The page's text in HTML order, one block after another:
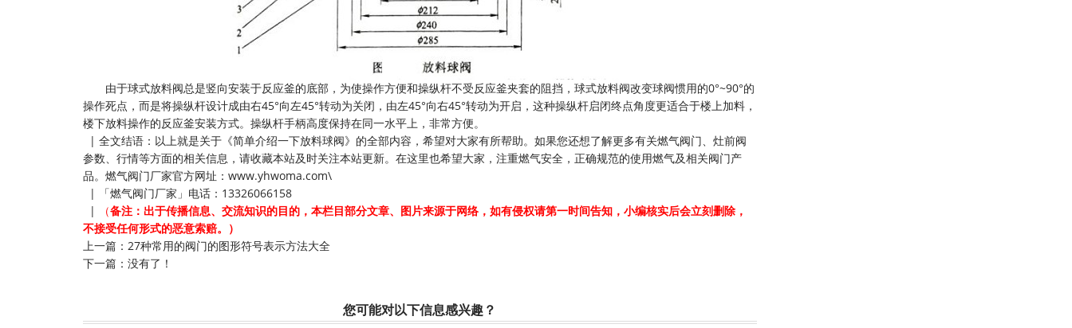
由于球式放料阀总是竖向安装于反应釜的底部，为使操作方便和操纵杆不受反应釜夹套的阻挡，球式放料阀改变球阀惯用的0°~90°的
操作死点，而是将操纵杆设计成由右45°向左45°转动为关闭，由左45°向右45°转动为开启，这种操纵杆启闭终点角度更适合于楼上加料，
楼下放料操作的反应釜安装方式。操纵杆手柄高度保持在同一水平上，非常方便。
| 全文结语：以上就是关于《简单介绍一下放料球阀》的全部内容，希望对大家有所帮助。如果您还想了解更多有关燃气阀门、灶前阀
参数、行情等方面的相关信息，请收藏本站及时关注本站更新。在这里也希望大家，注重燃气安全，正确规范的使用燃气及相关阀门产
品。燃气阀门厂家官方网址： www.yhwoma.com\
| 「燃气阀门厂家」电话：13326066158
|
（备注：出于传播信息、交流知识的目的，本栏目部分文章、图片来源于网络，如有侵权请第一时间告知，小编核实后会立刻删除，
不接受任何形式的恶意索赔。）
上一篇： 27种常用的阀门的图形符号表示方法大全
下一篇：没有了！
您可能对以下信息感兴趣？